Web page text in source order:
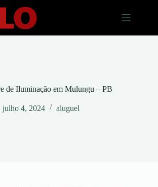
de Iluminação em Mulungu – PB
julho 4, 2024 aluguel